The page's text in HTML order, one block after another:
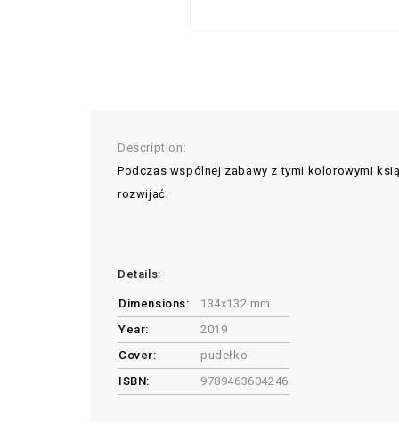
Description:
Podczas wspólnej zabawy z tymi kolorowymi
rozwijać.
Details:
Dimensions:
134x132 mm
Year:
2019
Cover:
pudełko
ISBN:
9789463604246